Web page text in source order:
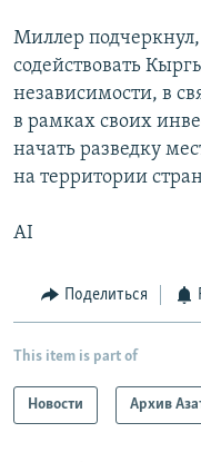
Миллер
содействовать
независимости, в
в рамках своих
начать разведку
на территории
AI
Поделиться
This item is part of
Новости Архив